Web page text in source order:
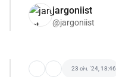
jargoniist
@jargoniist
23 січ. '24, 18:46